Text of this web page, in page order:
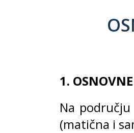
1.
Na
(matična i